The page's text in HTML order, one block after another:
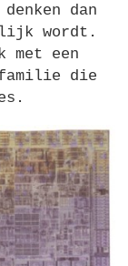
dan
wordt.
met een
die